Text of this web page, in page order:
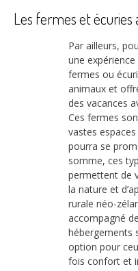
Les fermes et écuries
Par ailleurs,
une
fermes ou
animaux et
des vacances
Ces fermes
vastes
pourra se
somme, ces
permettent de
la nature et
rurale néo-
accompagné
hébergements
option pour
fois confort et